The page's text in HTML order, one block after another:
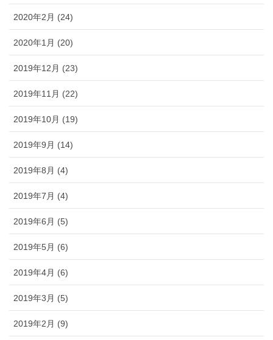
2020年2月 (24)
2020年1月 (20)
2019年12月 (23)
2019年11月 (22)
2019年10月 (19)
2019年9月 (14)
2019年8月 (4)
2019年7月 (4)
2019年6月 (5)
2019年5月 (6)
2019年4月 (6)
2019年3月 (5)
2019年2月 (9)